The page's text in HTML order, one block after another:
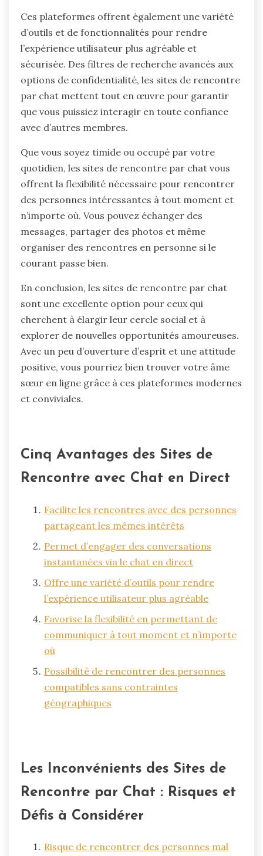
Ces plateformes offrent également une variété
d’outils et de fonctionnalités pour rendre
l’expérience utilisateur plus agréable et
sécurisée. Des filtres de recherche avancés aux
options de confidentialité, les sites de rencontre
par chat mettent tout en œuvre pour garantir
que vous puissiez interagir en toute confiance
avec d’autres membres.
Que vous soyez timide ou occupé par votre
quotidien, les sites de rencontre par chat vous
offrent la flexibilité nécessaire pour rencontrer
des personnes intéressantes à tout moment et
n’importe où. Vous pouvez échanger des
messages, partager des photos et même
organiser des rencontres en personne si le
courant passe bien.
En conclusion, les sites de rencontre par chat
sont une excellente option pour ceux qui
cherchent à élargir leur cercle social et à
explorer de nouvelles opportunités amoureuses.
Avec un peu d’ouverture d’esprit et une attitude
positive, vous pourriez bien trouver votre âme
sœur en ligne grâce à ces plateformes modernes
et conviviales.
Cinq Avantages des Sites de
Rencontre avec Chat en Direct
Facilite les rencontres avec des personnes
partageant les mêmes intérêts
Permet d’engager des conversations
instantanées via le chat en direct
Offre une variété d’outils pour rendre
l’expérience utilisateur plus agréable
Favorise la flexibilité en permettant de
communiquer à tout moment et n’importe
où
Possibilité de rencontrer des personnes
compatibles sans contraintes
géographiques
Les Inconvénients des Sites de
Rencontre par Chat : Risques et
Défis à Considérer
Risque de rencontrer des personnes mal